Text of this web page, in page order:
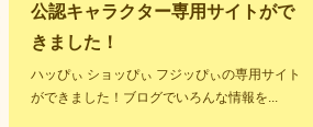
公認キャラクター専用サイトがで
きました！
ハッぴぃ ショッぴぃ フジッぴぃの専用サイト
ができました！ブログでいろんな情報を...